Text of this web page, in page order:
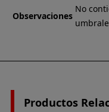
Observaciones
No
Productos